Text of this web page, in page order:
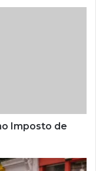
Imposto de